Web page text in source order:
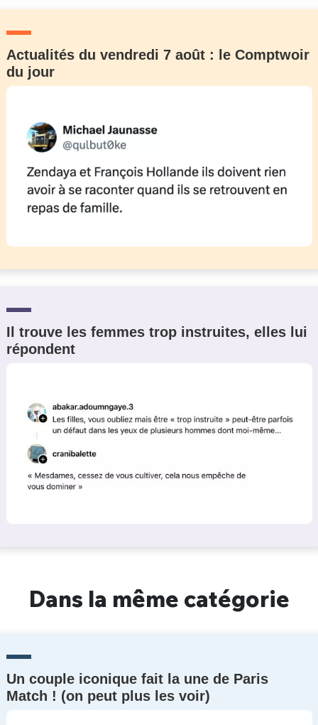
Actualités du vendredi 7 août : le Comptwoir
du jour
Il trouve les femmes trop instruites, elles lui
répondent
Dans la même catégorie
Un couple iconique fait la une de Paris
Match ! (on peut plus les voir)